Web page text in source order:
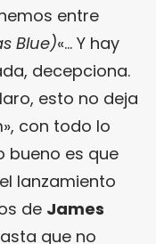
entre
Blue)«… Y hay
decepciona.
esto no deja
con todo lo
bueno es que
lanzamiento
de James
que no